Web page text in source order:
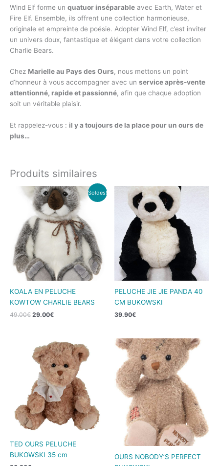
Wind Elf forme un quatuor inséparable avec Earth, Water et
Fire Elf. Ensemble, ils offrent une collection harmonieuse,
originale et empreinte de poésie. Adopter Wind Elf, c’est inviter
un univers doux, fantastique et élégant dans votre collection
Charlie Bears.
Chez Marielle au Pays des Ours, nous mettons un point
d’honneur à vous accompagner avec un service après-vente
attentionné, rapide et passionné, afin que chaque adoption
soit un véritable plaisir.
Et rappelez-vous : il y a toujours de la place pour un ours de
plus…
Produits similaires
Soldes!
KOALA EN PELUCHE
KOWTOW CHARLIE BEARS
49.00€
Le
prix
initial
était :
49.00€.
29.00€
Le
prix
actuel
est :
29.00€.
PELUCHE JIE JIE PANDA 40
CM BUKOWSKI
39.90€
TED OURS PELUCHE
BUKOWSKI 35 cm
OURS NOBODY’S PERFECT